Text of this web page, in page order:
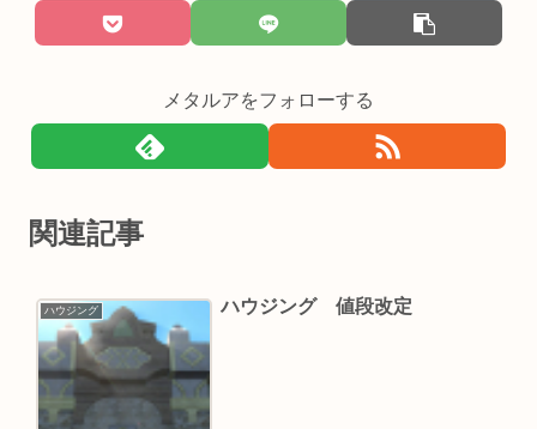
メタルアをフォローする
関連記事
ハウジング ハウジング 値段改定